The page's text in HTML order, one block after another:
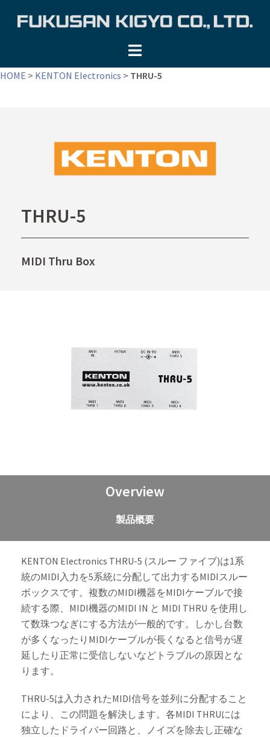
ツ
HOME > KENTON Electronics > THRU-5
THRU-5
MIDI Thru Box
Overview
製品概要
KENTON Electronics THRU-5 (スルー ファイブ)は1系
統のMIDI入力を5系統に分配して出力するMIDIスルー
ボックスです。複数のMIDI機器をMIDIケーブルで接
続する際、MIDI機器のMIDI IN と MIDI THRU を使用し
て数珠つなぎにする方法が一般的です。しかし台数
が多くなったりMIDIケーブルが長くなると信号が遅
延したり正常に受信しないなどトラブルの原因とな
ります。
THRU-5は入力されたMIDI信号を並列に分配すること
により、この問題を解決します。各MIDI THRUには
独立したドライバー回路と、ノイズを除去し正確な